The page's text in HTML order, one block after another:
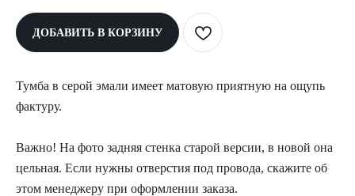
ДОБАВИТЬ В КОРЗИНУ
Тумба в серой эмали имеет матовую приятную на ощупь
фактуру.
Важно! На фото задняя стенка старой версии, в новой она
цельная. Если нужны отверстия под провода, скажите об
этом менеджеру при оформлении заказа.